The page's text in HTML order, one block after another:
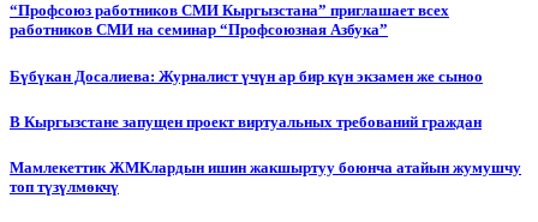
“Профсоюз работников СМИ Кыргызстана” приглашает всех
работников СМИ на семинар “Профсоюзная Азбука”
Бүбүкан Досалиева: Журналист үчүн ар бир күн экзамен же сыноо
В Кыргызстане запущен проект виртуальных требований граждан
Мамлекеттик ЖМКлардын ишин жакшыртуу боюнча атайын жумушчу
топ түзүлмөкчү